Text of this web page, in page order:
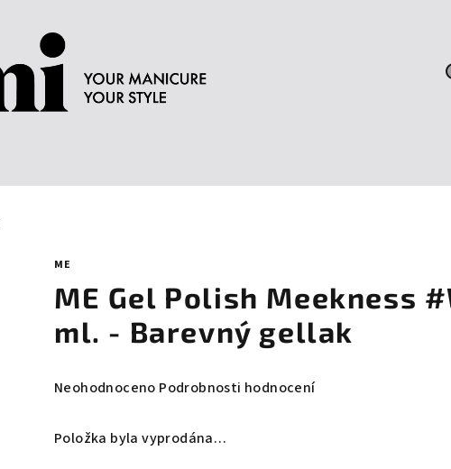
ME
ME Gel Polish Meekness
ml. - Barevný gellak
Průměrné
produktu
Neohodnoceno Podrobnosti hodnocení
Položka byla vyprodána…